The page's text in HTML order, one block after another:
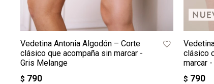
Vedetina Antonia Algodón – Corte
clásico que acompaña sin marcar -
Gris Melange
$ 790
clásico
marcar
$ 790